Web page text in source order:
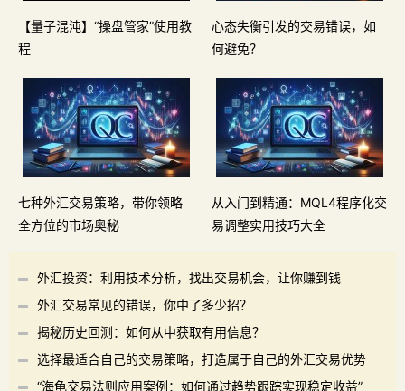
【量子混沌】“操盘管家”使用教
程
心态失衡引发的交易错误，如
何避免？
七种外汇交易策略，带你领略
全方位的市场奥秘
从入门到精通：MQL4程序化交
易调整实用技巧大全
外汇投资：利用技术分析，找出交易机会，让你赚到钱
外汇交易常见的错误，你中了多少招？
揭秘历史回测：如何从中获取有用信息？
选择最适合自己的交易策略，打造属于自己的外汇交易优势
“海龟交易法则应用案例：如何通过趋势跟踪实现稳定收益”